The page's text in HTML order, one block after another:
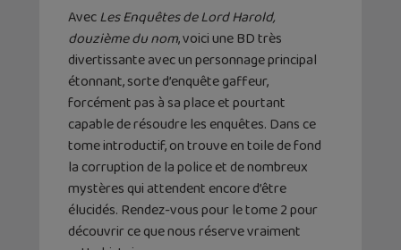
AvecLes Enquêtes de Lord Harold,
douzième du nom, voici une BD très
divertissante avec un personnage principal
étonnant, sorte d’enquête gaffeur,
forcément pas à sa place et pourtant
capable de résoudre les enquêtes. Dans ce
tome introductif, on trouve en toile de fond
la corruption de la police et de nombreux
mystères qui attendent encore d’être
élucidés. Rendez-vous pour le tome 2 pour
découvrir ce que nous réserve vraiment